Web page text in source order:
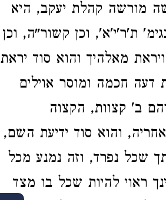
מורשה קהלת יעקב, היא
ת'ר'י'א', וכן קשור"ה, וכן
מאלהיך והוא סוד יראת
חכמה ומוסר אוילים
ב' קצוות, הקצוה
והוא סוד ידיעת השם,
שכל נפרד, וזה נמנע מכל
ראוי להיות שכל בו מצד